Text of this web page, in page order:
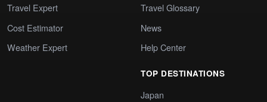
Travel Expert
Cost Estimator
Weather Expert
Travel Glossary
News
Help Center
TOP DESTINATIONS
Japan